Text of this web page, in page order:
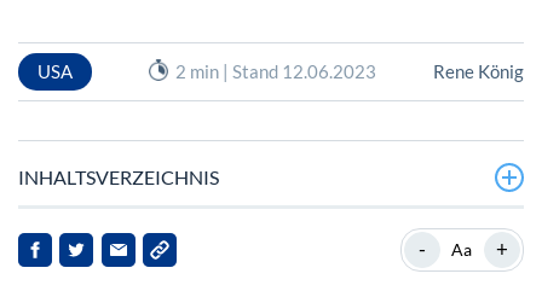
USA 2 min | Stand 12.06.2023 Rene König
INHALTSVERZEICHNIS
Zscaler – Sicherheit in der Cloud
- Aa +